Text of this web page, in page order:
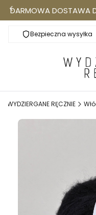
DARMOWA DOSTAWA
Bezpieczna wysyłka
WYDZIERGANE RĘCZNIE